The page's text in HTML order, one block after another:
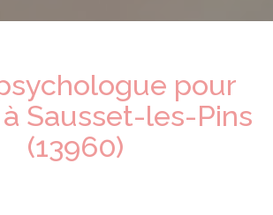
pour
à Sausset-les-Pins
(13960)